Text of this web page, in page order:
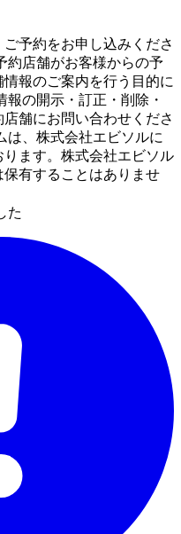
予約をお申し込みくださ
約店舗がお客様からの予
報のご案内を行う目的に
の開示・訂正・削除・
舗にお問い合わせくださ
は、株式会社エビソルに
ます。株式会社エビソル
有することはありませ
た